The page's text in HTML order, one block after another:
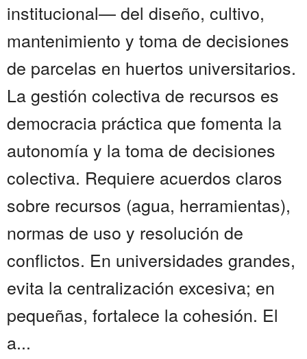
institucional— del diseño, cultivo,
mantenimiento y toma de decisiones
de parcelas en huertos universitarios.
La gestión colectiva de recursos es
democracia práctica que fomenta la
autonomía y la toma de decisiones
colectiva. Requiere acuerdos claros
sobre recursos (agua, herramientas),
normas de uso y resolución de
conflictos. En universidades grandes,
evita la centralización excesiva; en
pequeñas, fortalece la cohesión. El
a...